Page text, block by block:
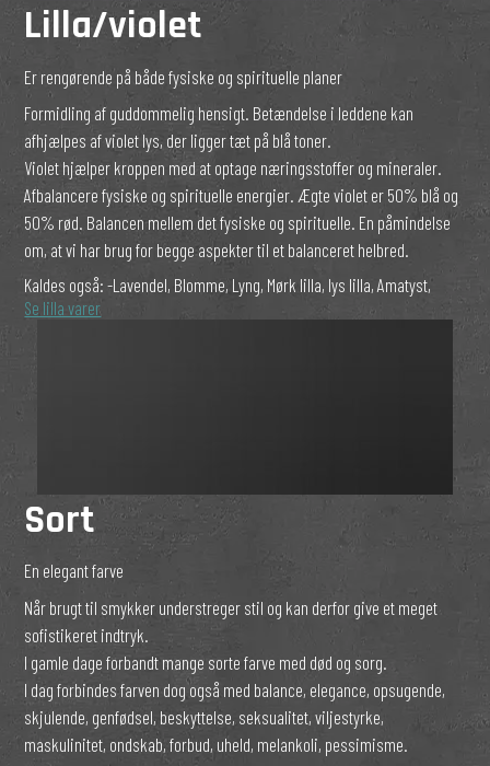
Lilla/violet
Er rengørende på både fysiske og spirituelle planer
Formidling af guddommelig hensigt. Betændelse i leddene kan
afhjælpes af violet lys, der ligger tæt på blå toner.
Violet hjælper kroppen med at optage næringsstoffer og mineraler.
Afbalancere fysiske og spirituelle energier. Ægte violet er 50% blå og
50% rød. Balancen mellem det fysiske og spirituelle. En påmindelse
om, at vi har brug for begge aspekter til et balanceret helbred.
Kaldes også:-Lavendel, Blomme, Lyng, Mørk lilla, lys lilla, Amatyst,
Se lilla varer
Sort
En elegant farve
Når brugt til smykker understreger stil og kan derfor give et meget
sofistikeret indtryk.
I gamle dage forbandt mange sorte farve med død og sorg.
I dag forbindes farven dog også med balance, elegance, opsugende,
skjulende, genfødsel, beskyttelse, seksualitet, viljestyrke,
maskulinitet, ondskab, forbud, uheld, melankoli, pessimisme.